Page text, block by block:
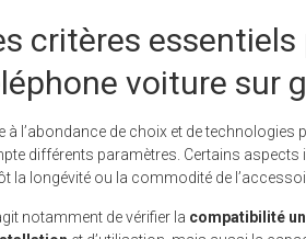
critères
voiture sur
à l’abondance de choix et de technologies
différents paramètres. Certains aspects
la longévité ou la commodité de
notamment de vérifier la compatibilité